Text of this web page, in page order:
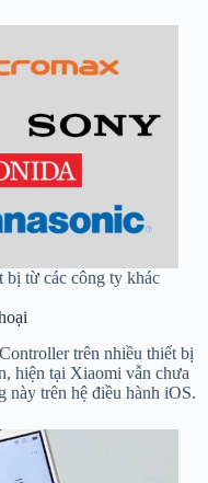
bị từ các công ty khác
trên nhiều thiết bị
hiện tại Xiaomi vẫn chưa
này trên hệ điều hành iOS.